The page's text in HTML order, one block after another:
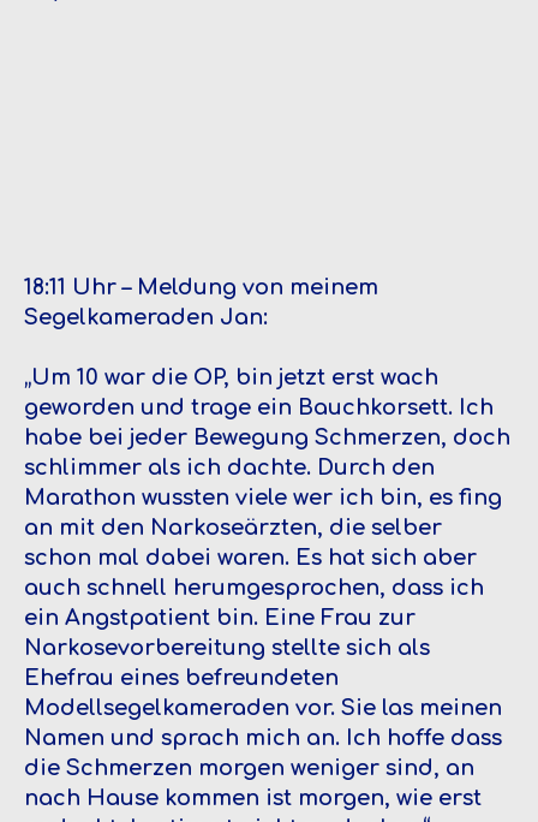
18:11 Uhr – Meldung von meinem
Segelkameraden Jan:
„Um 10 war die OP, bin jetzt erst wach
geworden und trage ein Bauchkorsett. Ich
habe bei jeder Bewegung Schmerzen, doch
schlimmer als ich dachte. Durch den
Marathon wussten viele wer ich bin, es fing
an mit den Narkoseärzten, die selber
schon mal dabei waren. Es hat sich aber
auch schnell herumgesprochen, dass ich
ein Angstpatient bin. Eine Frau zur
Narkosevorbereitung stellte sich als
Ehefrau eines befreundeten
Modellsegelkameraden vor. Sie las meinen
Namen und sprach mich an. Ich hoffe dass
die Schmerzen morgen weniger sind, an
nach Hause kommen ist morgen, wie erst